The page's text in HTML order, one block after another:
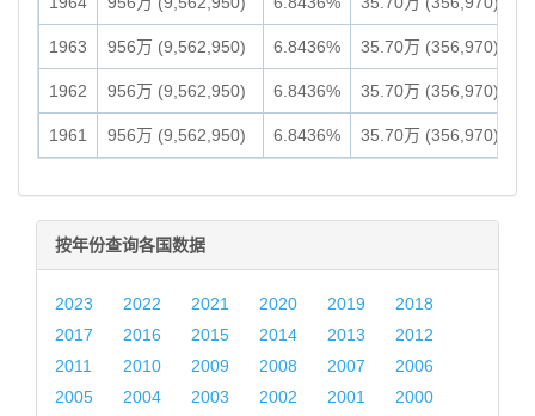
1963 956万 (9,562,950) 6.8436% 35.70万 (356,970)
1962 956万 (9,562,950) 6.8436% 35.70万 (356,970)
1961 956万 (9,562,950) 6.8436% 35.70万 (356,970)
按年份查询各国数据
2023 2022 2021 2020 2019
2018
2017
2016 2015 2014 2013
2012
2011
2010 2009 2008 2007
2006
2005
2004 2003 2002 2001
2000